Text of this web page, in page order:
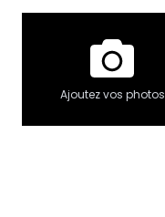
Ajoutez vos photos